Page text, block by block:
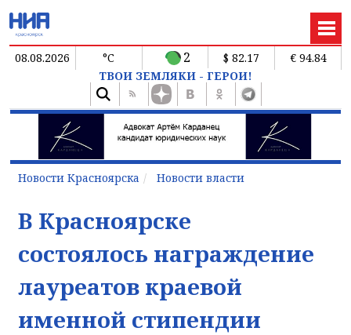
08.08.2026 °C 2 $ 82.17
€ 94.84
ТВОИ ЗЕМЛЯКИ - ГЕРОИ!
Новости Красноярска Новости власти
В Красноярске
состоялось награждение
лауреатов краевой
именной стипендии